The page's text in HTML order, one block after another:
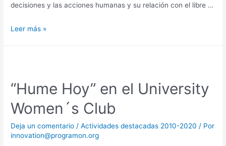
decisiones y las acciones humanas y su relación con el libre …
Leer más »
“Hume Hoy” en el University
Women´s Club
Deja un comentario /Actividades destacadas 2010-2020 / Por
innovation@programon.org